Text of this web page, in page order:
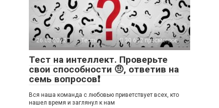
26.08.2022 Тесты 30 632 просмотров
Тест на интеллект. Проверьте
свои способности 🤨, ответив на
семь вопросов❗
Вся наша команда с любовью приветствует всех, кто
нашел время и заглянул к нам